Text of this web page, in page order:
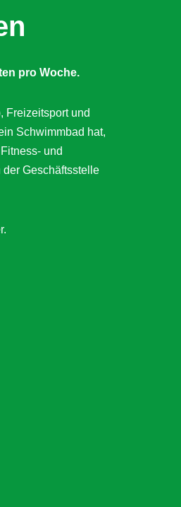
pro Woche.
Freizeitsport und
Schwimmbad hat,
und
Geschäftsstelle